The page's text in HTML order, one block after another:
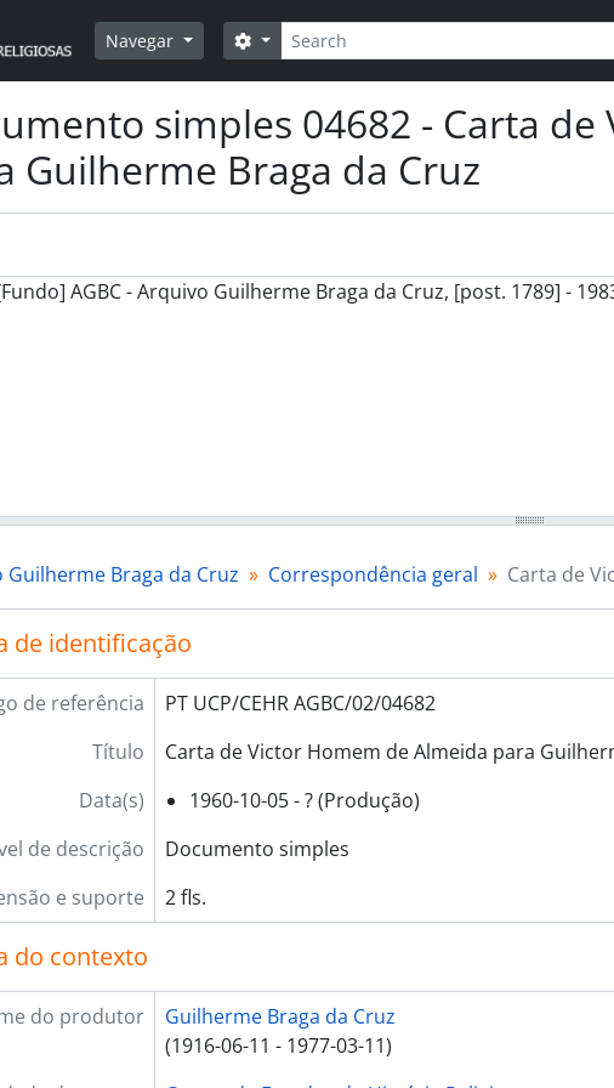
Navegar
Pesquisar
Opções de busca
simples 04682 - Carta
Guilherme Braga da Cruz
AGBC - Arquivo Guilherme Braga da Cruz, [post. 1789] -
Guilherme Braga da Cruz Correspondência geral Carta de
de identificação
de referência
PT UCP/CEHR AGBC/02/04682
Título
Carta de Victor Homem de Almeida para
Data(s)
1960-10-05 - ? (Produção)
de descrição
Documento simples
e suporte
2 fls.
do contexto
do produtor
Guilherme Braga da Cruz
(1916-06-11 - 1977-03-11)